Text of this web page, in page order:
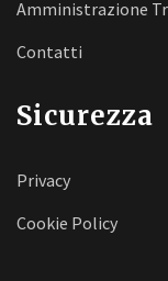
Amministrazione
Contatti
Sicurezza
Privacy
Cookie Policy